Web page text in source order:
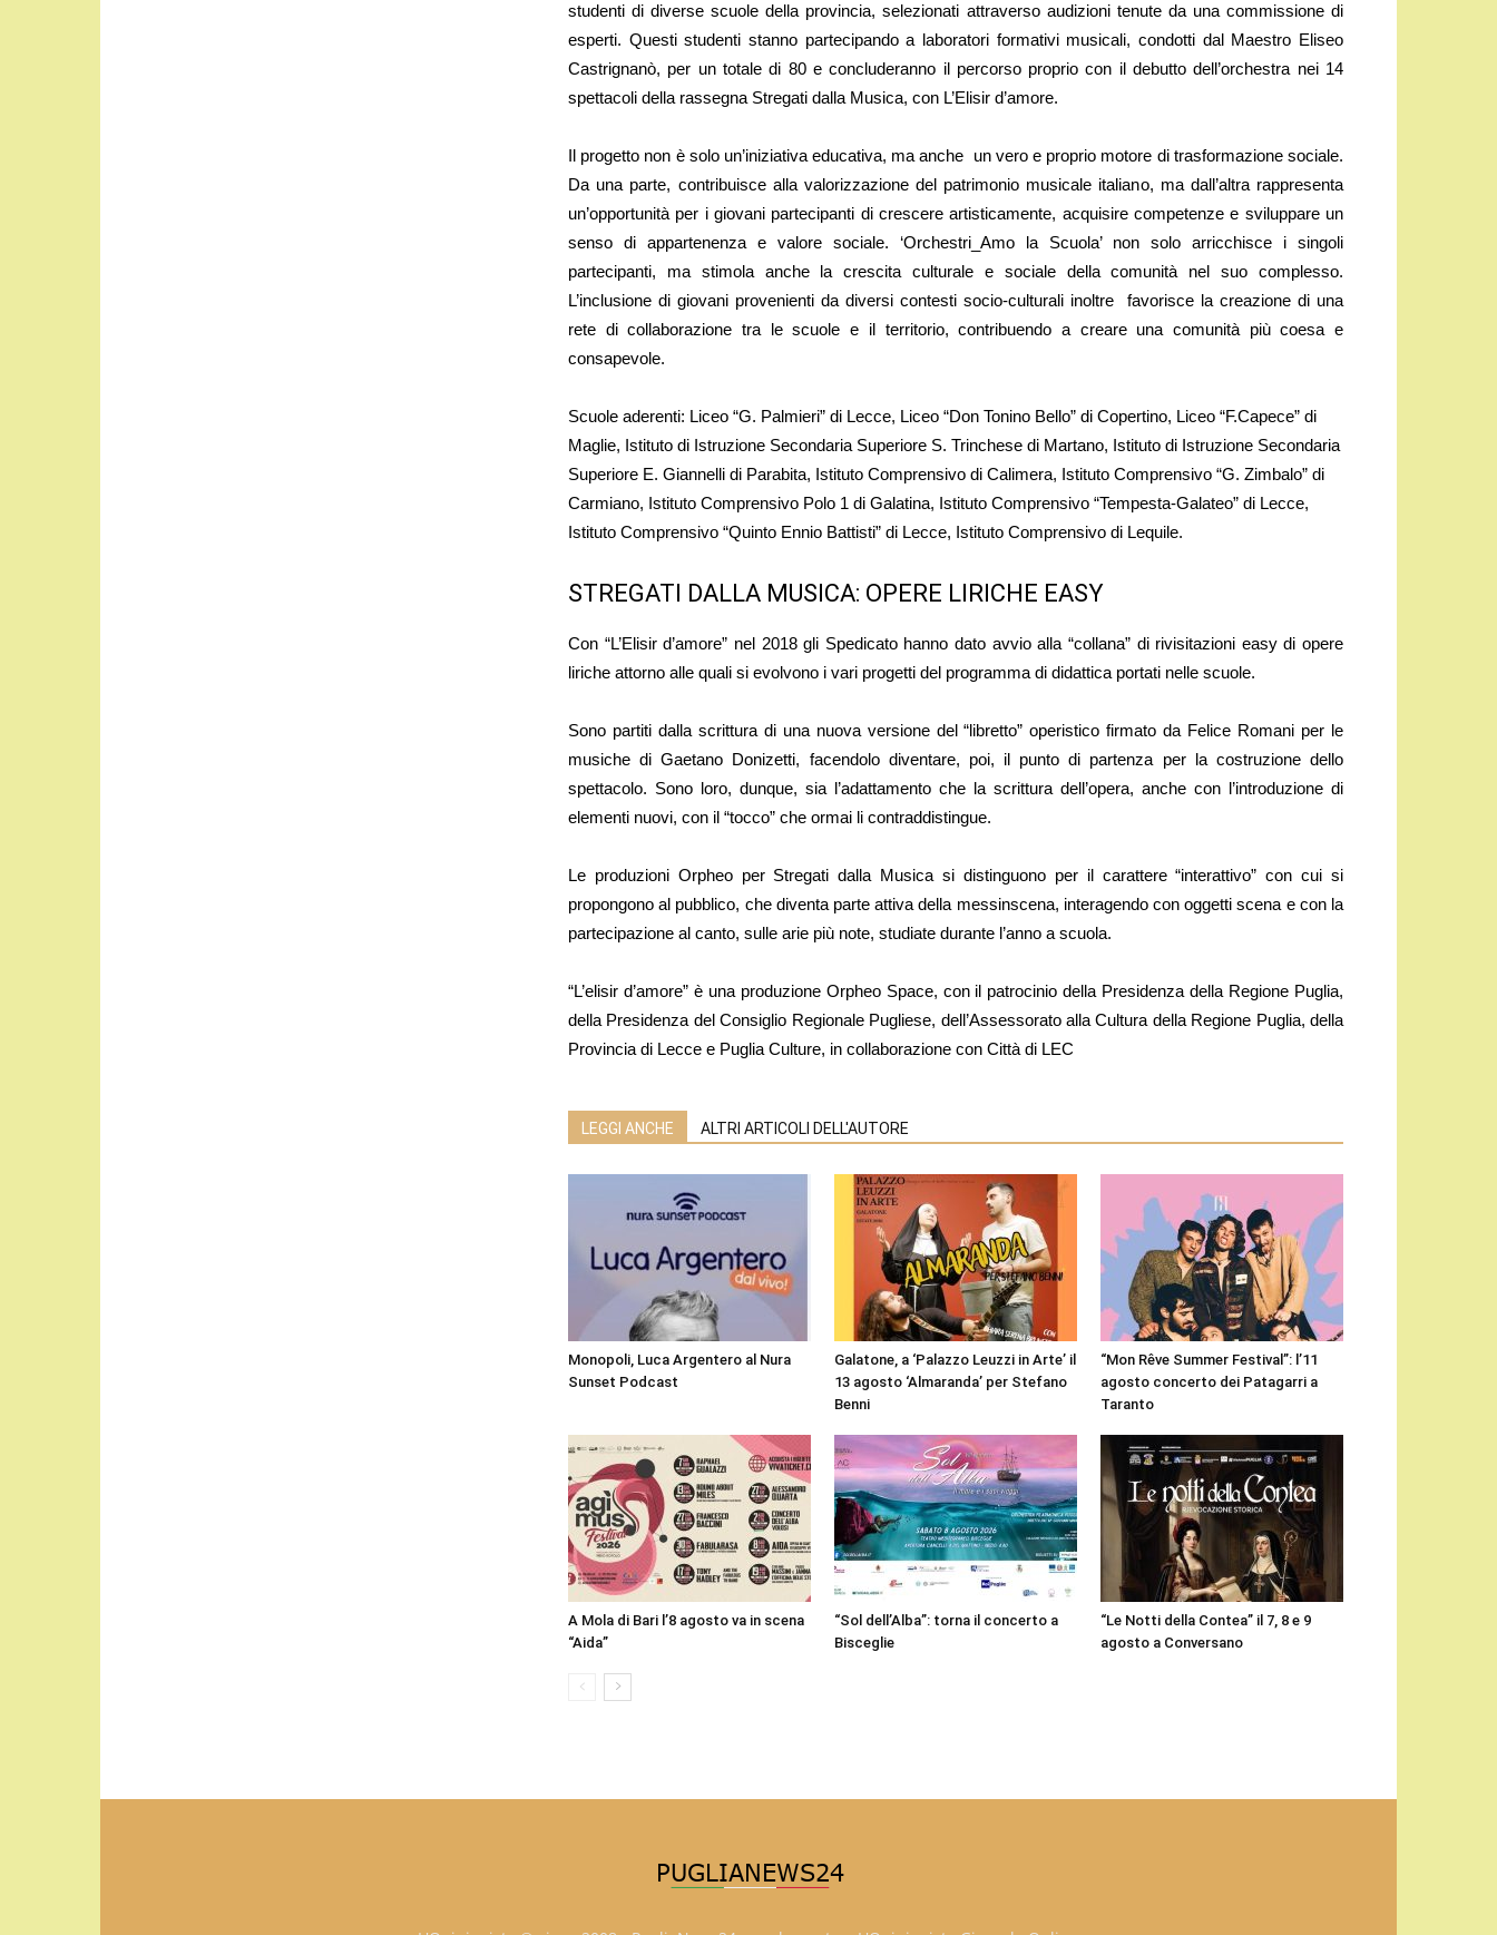
studenti di diverse scuole della provincia, selezionati attraverso audizioni tenute da una commissione di
esperti. Questi studenti stanno partecipando a laboratori formativi musicali, condotti dal Maestro Eliseo
Castrignanò, per un totale di 80 e concluderanno il percorso proprio con il debutto dell’orchestra nei 14
spettacoli della rassegna Stregati dalla Musica, con L’Elisir d’amore.
Il progetto non è solo un’iniziativa educativa, ma anche un vero e proprio motore di trasformazione sociale.
Da una parte, contribuisce alla valorizzazione del patrimonio musicale italiano, ma dall’altra rappresenta
un’opportunità per i giovani partecipanti di crescere artisticamente, acquisire competenze e sviluppare un
senso di appartenenza e valore sociale. ‘Orchestri_Amo la Scuola’ non solo arricchisce i singoli
partecipanti, ma stimola anche la crescita culturale e sociale della comunità nel suo complesso.
L’inclusione di giovani provenienti da diversi contesti socio-culturali inoltre favorisce la creazione di una
rete di collaborazione tra le scuole e il territorio, contribuendo a creare una comunità più coesa e
consapevole.
Scuole aderenti: Liceo “G. Palmieri” di Lecce, Liceo “Don Tonino Bello” di Copertino, Liceo “F.Capece” di
Maglie, Istituto di Istruzione Secondaria Superiore S. Trinchese di Martano, Istituto di Istruzione Secondaria
Superiore E. Giannelli di Parabita, Istituto Comprensivo di Calimera, Istituto Comprensivo “G. Zimbalo” di
Carmiano, Istituto Comprensivo Polo 1 di Galatina, Istituto Comprensivo “Tempesta-Galateo” di Lecce,
Istituto Comprensivo “Quinto Ennio Battisti” di Lecce, Istituto Comprensivo di Lequile.
STREGATI DALLA MUSICA: OPERE LIRICHE EASY
Con “L’Elisir d’amore” nel 2018 gli Spedicato hanno dato avvio alla “collana” di rivisitazioni easy di opere
liriche attorno alle quali si evolvono i vari progetti del programma di didattica portati nelle scuole.
Sono partiti dalla scrittura di una nuova versione del “libretto” operistico firmato da Felice Romani per le
musiche di Gaetano Donizetti, facendolo diventare, poi, il punto di partenza per la costruzione dello
spettacolo. Sono loro, dunque, sia l’adattamento che la scrittura dell’opera, anche con l’introduzione di
elementi nuovi, con il “tocco” che ormai li contraddistingue.
Le produzioni Orpheo per Stregati dalla Musica si distinguono per il carattere “interattivo” con cui si
propongono al pubblico, che diventa parte attiva della messinscena, interagendo con oggetti scena e con la
partecipazione al canto, sulle arie più note, studiate durante l’anno a scuola.
“L’elisir d’amore” è una produzione Orpheo Space, con il patrocinio della Presidenza della Regione Puglia,
della Presidenza del Consiglio Regionale Pugliese, dell’Assessorato alla Cultura della Regione Puglia, della
Provincia di Lecce e Puglia Culture, in collaborazione con Città di LEC
LEGGI ANCHE ALTRI ARTICOLI DELL'AUTORE
Monopoli, Luca Argentero al Nura
Sunset Podcast
Galatone, a ‘Palazzo Leuzzi in Arte’ il
13 agosto ‘Almaranda’ per Stefano
Benni
“Mon Rêve Summer Festival”: l’11
agosto concerto dei Patagarri a
Taranto
A Mola di Bari l’8 agosto va in scena
“Aida”
“Sol dell’Alba”: torna il concerto a
Bisceglie
“Le Notti della Contea” il 7, 8 e 9
agosto a Conversano